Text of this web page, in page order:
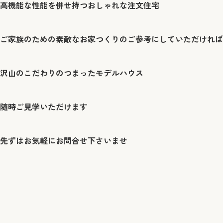
高機能な性能を併せ持つおしゃれな注文住宅
ご家族のための素敵なお家つくりのご参考にしていただけれ
沢山のこだわりのつまったモデルハウス
随時ご見学いただけます
先ずはお気軽にお問合せ下さいませ